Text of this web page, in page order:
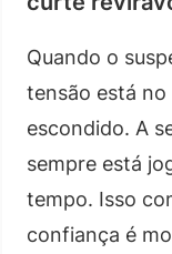
Quando o
tensão está
escondido. A
sempre está
tempo. Isso
confiança é